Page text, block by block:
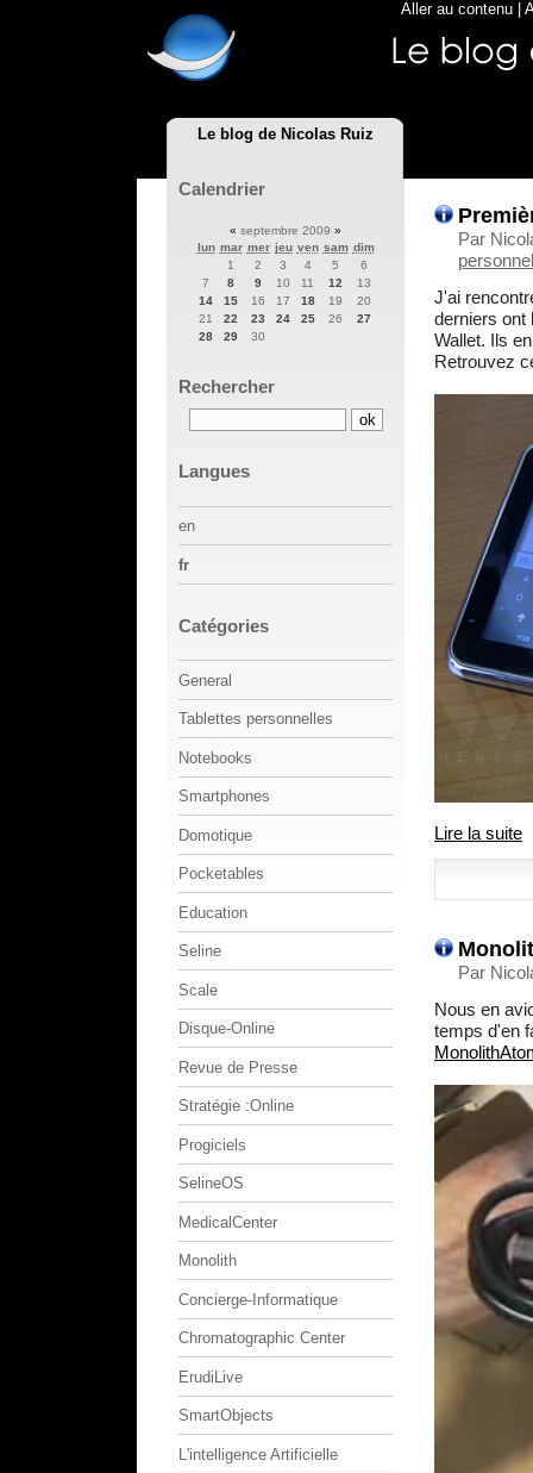
Le blog de Nicolas Ruiz
Aller au contenu
Par
J'ai
derniers ont
Wallet. Ils
Retrouvez
Lire la suite
Par
Nous en
temps d'en
Calendrier
« septembre 2009 »
lun mar mer jeu ven sam dim
1
2 3 4 5
6
7
8 9 10 11 12
13
14
15 16 17 18 19
20
21
22 23 24 25 26
27
28
29 30
Rechercher
Langues
en
fr
Catégories
General
Tablettes personnelles
Notebooks
Smartphones
Domotique
Pocketables
Education
Seline
Scale
Disque-Online
Revue de Presse
Stratégie :Online
Progiciels
SelineOS
MedicalCenter
Monolith
Concierge-Informatique
Chromatographic Center
ErudiLive
SmartObjects
L'intelligence Artificielle